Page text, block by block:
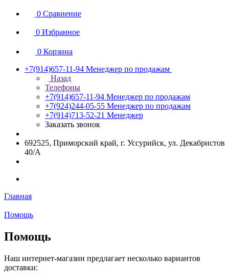
0 Сравнение
0 Избранное
0 Корзина
+7(914)657-11-94 Менеджер по продажам
Назад
Телефоны
+7(914)657-11-94 Менеджер по продажам
+7(924)244-05-55 Менеджер по продажам
+7(914)713-52-21 Менеджер
Заказать звонок
692525, Приморский край, г. Уссурийск, ул. Декабристов
40/А
Главная
Помощь
Помощь
Наш интернет-магазин предлагает несколько вариантов
доставки: